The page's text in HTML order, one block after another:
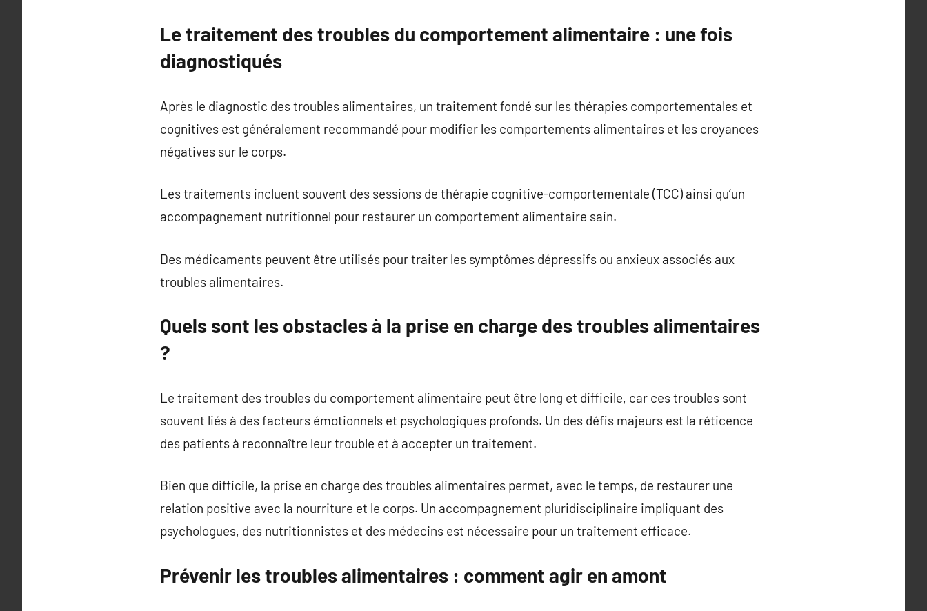
Le traitement des troubles du comportement alimentaire : une fois
diagnostiqués
Après le diagnostic des troubles alimentaires, un traitement fondé sur les thérapies comportementales et
cognitives est généralement recommandé pour modifier les comportements alimentaires et les croyances
négatives sur le corps.
Les traitements incluent souvent des sessions de thérapie cognitive-comportementale (TCC) ainsi qu’un
accompagnement nutritionnel pour restaurer un comportement alimentaire sain.
Des médicaments peuvent être utilisés pour traiter les symptômes dépressifs ou anxieux associés aux
troubles alimentaires.
Quels sont les obstacles à la prise en charge des troubles alimentaires
?
Le traitement des troubles du comportement alimentaire peut être long et difficile, car ces troubles sont
souvent liés à des facteurs émotionnels et psychologiques profonds. Un des défis majeurs est la réticence
des patients à reconnaître leur trouble et à accepter un traitement.
Bien que difficile, la prise en charge des troubles alimentaires permet, avec le temps, de restaurer une
relation positive avec la nourriture et le corps. Un accompagnement pluridisciplinaire impliquant des
psychologues, des nutritionnistes et des médecins est nécessaire pour un traitement efficace.
Prévenir les troubles alimentaires : comment agir en amont